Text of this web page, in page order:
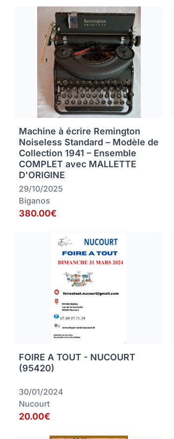
Machine à écrire Remington
Noiseless Standard – Modèle de
Collection 1941 – Ensemble
COMPLET avec MALLETTE
D'ORIGINE
29/10/2025
Biganos
380.00€
FOIRE A TOUT - NUCOURT
(95420)
30/01/2024
Nucourt
20.00€